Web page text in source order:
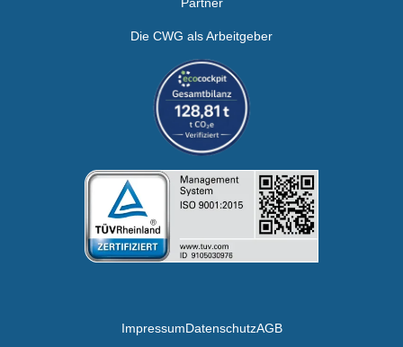
Die CWG als Arbeitgeber
ImpressumDatenschutzAGB